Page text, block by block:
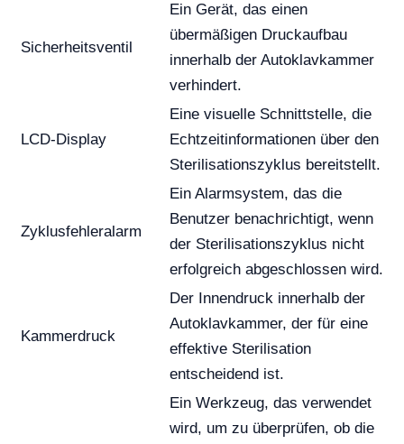
Sicherheitsventil
Ein Gerät, das einen
übermäßigen Druckaufbau
innerhalb der Autoklavkammer
verhindert.
LCD-Display
Eine visuelle Schnittstelle, die
Echtzeitinformationen über den
Sterilisationszyklus bereitstellt.
Zyklusfehleralarm
Ein Alarmsystem, das die
Benutzer benachrichtigt, wenn
der Sterilisationszyklus nicht
erfolgreich abgeschlossen wird.
Kammerdruck
Der Innendruck innerhalb der
Autoklavkammer, der für eine
effektive Sterilisation
entscheidend ist.
Ein Werkzeug, das verwendet
wird, um zu überprüfen, ob die